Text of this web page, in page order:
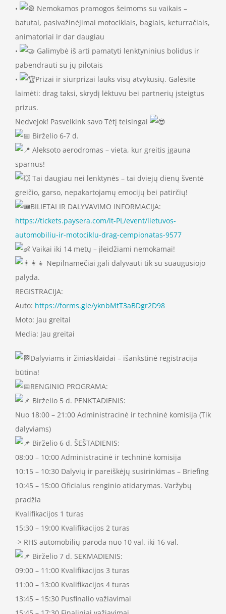
•
Nemokamos pramogos šeimoms su vaikais –
batutai, pasivažinėjimai motociklais, bagiais, keturračiais,
animatoriai ir dar daugiau
•
Galimybė iš arti pamatyti lenktyninius bolidus ir
pabendrauti su jų pilotais
•
Prizai ir siurprizai lauks visų atvykusių. Galėsite
laimėti: drag taksi, skrydį lėktuvu bei partnerių įsteigtus
prizus.
Nedvejok! Pasveikink savo Tėtį teisingai
Birželio 6-7 d.
Aleksoto aerodromas – vieta, kur greitis įgauna
sparnus!
Tai daugiau nei lenktynės – tai dviejų dienų šventė
greičio, garso, nepakartojamų emocijų bei patirčių!
BILIETAI IR DALYVAVIMO INFORMACIJA:
https://tickets.paysera.com/lt-PL/event/lietuvos-
automobiliu-ir-motociklu-drag-cempionatas-9577
Vaikai iki 14 metų – įleidžiami nemokamai!
Nepilnamečiai gali dalyvauti tik su suaugusiojo
palyda.
REGISTRACIJA:
Auto: https://forms.gle/yknbMtT3aBDgr2D98
Moto: Jau greitai
Media: Jau greitai
Dalyviams ir žiniasklaidai – išankstinė registracija
būtina!
RENGINIO PROGRAMA:
Birželio 5 d. PENKTADIENIS:
Nuo 18:00 – 21:00 Administracinė ir techninė komisija (Tik
dalyviams)
Birželio 6 d. ŠEŠTADIENIS:
08:00 – 10:00 Administracinė ir techninė komisija
10:15 – 10:30 Dalyvių ir pareiškėjų susirinkimas – Briefing
10:45 – 15:00 Oficialus renginio atidarymas. Varžybų
pradžia
Kvalifikacijos 1 turas
15:30 – 19:00 Kvalifikacijos 2 turas
-> RHS automobilių paroda nuo 10 val. iki 16 val.
Birželio 7 d. SEKMADIENIS:
09:00 – 11:00 Kvalifikacijos 3 turas
11:00 – 13:00 Kvalifikacijos 4 turas
13:45 – 15:30 Pusfinalio važiavimai